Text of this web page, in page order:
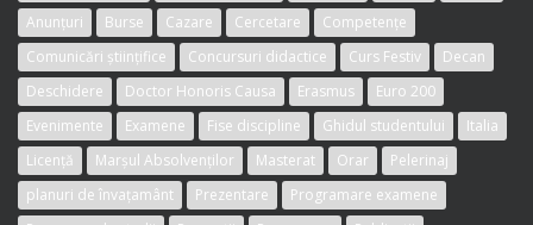
Anunțuri
Burse Cazare Cercetare
Competențe
Comunicări științifice
Concursuri didactice Curs Festiv
Decan
Deschidere
Doctor Honoris Causa Erasmus
Euro 200
Evenimente
Examene Fise discipline Ghidul studentului
Italia
Licență
Marșul Absolvenților Masterat Orar
Pelerinaj
planuri de învațamânt
Prezentare
Programare examene